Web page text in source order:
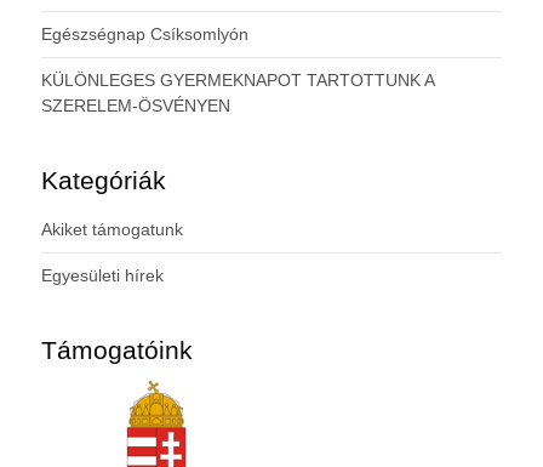
Egészségnap Csíksomlyón
KÜLÖNLEGES GYERMEKNAPOT TARTOTTUNK A
SZERELEM-ÖSVÉNYEN
Kategóriák
Akiket támogatunk
Egyesületi hírek
Támogatóink